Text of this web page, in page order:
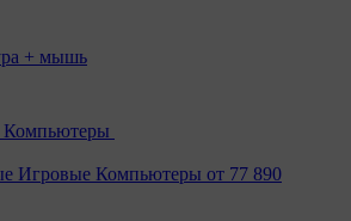
+ мышь
Компьютеры
Игровые Компьютеры от 77 890